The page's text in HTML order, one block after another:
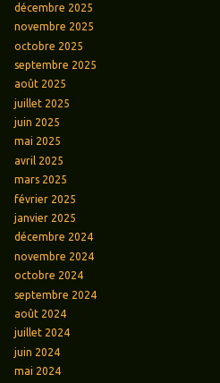
décembre 2025
novembre 2025
octobre 2025
septembre 2025
août 2025
juillet 2025
juin 2025
mai 2025
avril 2025
mars 2025
février 2025
janvier 2025
décembre 2024
novembre 2024
octobre 2024
septembre 2024
août 2024
juillet 2024
juin 2024
mai 2024